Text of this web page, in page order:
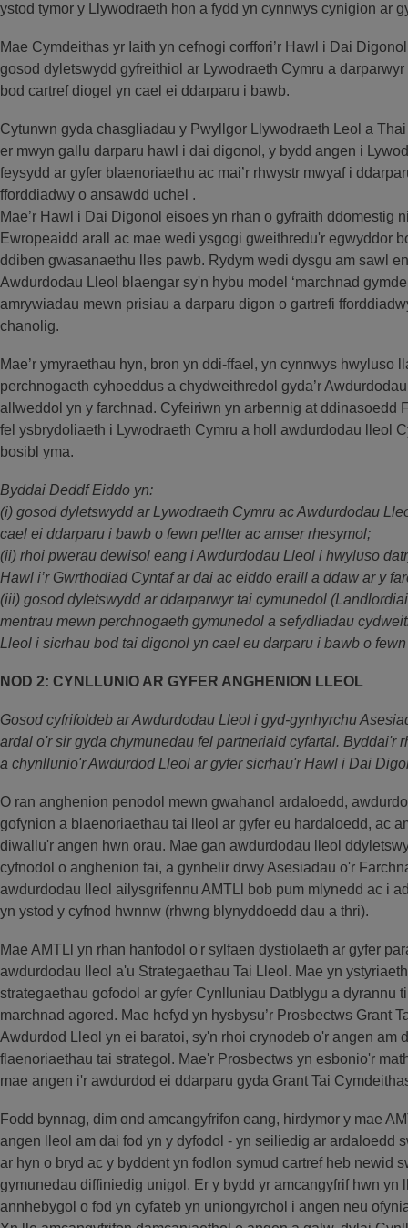
ystod tymor y Llywodraeth hon a fydd yn cynnwys cynigion ar
Mae Cymdeithas yr Iaith yn cefnogi corffori’r Hawl i Dai
gosod dyletswydd gyfreithiol ar Lywodraeth Cymru a
bod cartref diogel yn cael ei ddarparu i bawb.
Cytunwn gyda chasgliadau y Pwyllgor Llywodraeth Leol a
er mwyn gallu darparu hawl i dai digonol, y bydd angen i
feysydd ar gyfer blaenoriaethu ac mai’r rhwystr mwyaf i
fforddiadwy o ansawdd uchel .
Mae’r Hawl i Dai Digonol eisoes yn rhan o gyfraith ddomestig
Ewropeaidd arall ac mae wedi ysgogi gweithredu'r egwyddor
ddiben gwasanaethu lles pawb. Rydym wedi dysgu am sawl
Awdurdodau Lleol blaengar sy'n hybu model ‘marchnad
amrywiadau mewn prisiau a darparu digon o gartrefi
chanolig.
Mae’r ymyraethau hyn, bron yn ddi-ffael, yn cynnwys hwyluso
perchnogaeth cyhoeddus a chydweithredol gyda’r
allweddol yn y farchnad. Cyfeiriwn yn arbennig at ddinasoedd
fel ysbrydoliaeth i Lywodraeth Cymru a holl awdurdodau lleol
bosibl yma.
Byddai Deddf Eiddo yn:
(i) gosod dyletswydd ar Lywodraeth Cymru ac Awdurdodau
cael ei ddarparu i bawb o fewn pellter ac amser rhesymol;
(ii) rhoi pwerau dewisol eang i Awdurdodau Lleol i hwyluso
Hawl i’r Gwrthodiad Cyntaf ar dai ac eiddo eraill a ddaw ar y
(iii) gosod dyletswydd ar ddarparwyr tai cymunedol
mentrau mewn perchnogaeth gymunedol a sefydliadau
Lleol i sicrhau bod tai digonol yn cael eu darparu i bawb o
NOD 2: CYNLLUNIO AR GYFER ANGHENION LLEOL
Gosod cyfrifoldeb ar Awdurdodau Lleol i gyd-gynhyrchu
ardal o'r sir gyda chymunedau fel partneriaid cyfartal. Byddai'r
a chynllunio'r Awdurdod Lleol ar gyfer sicrhau'r Hawl i Dai
O ran anghenion penodol mewn gwahanol ardaloedd,
gofynion a blaenoriaethau tai lleol ar gyfer eu hardaloedd, ac
diwallu'r angen hwn orau. Mae gan awdurdodau lleol
cyfnodol o anghenion tai, a gynhelir drwy Asesiadau o'r
awdurdodau lleol ailysgrifennu AMTLl bob pum mlynedd ac i
yn ystod y cyfnod hwnnw (rhwng blynyddoedd dau a thri).
Mae AMTLl yn rhan hanfodol o'r sylfaen dystiolaeth ar gyfer
awdurdodau lleol a'u Strategaethau Tai Lleol. Mae yn
strategaethau gofodol ar gyfer Cynlluniau Datblygu a dyrannu
marchnad agored. Mae hefyd yn hysbysu’r Prosbectws Grant
Awdurdod Lleol yn ei baratoi, sy'n rhoi crynodeb o'r angen am
flaenoriaethau tai strategol. Mae'r Prosbectws yn esbonio'r
mae angen i'r awdurdod ei ddarparu gyda Grant Tai
Fodd bynnag, dim ond amcangyfrifon eang, hirdymor y mae
angen lleol am dai fod yn y dyfodol - yn seiliedig ar ardaloedd
ar hyn o bryd ac y byddent yn fodlon symud cartref heb newid
gymunedau diffiniedig unigol. Er y bydd yr amcangyfrif hwn yn
annhebygol o fod yn cyfateb yn uniongyrchol i angen neu